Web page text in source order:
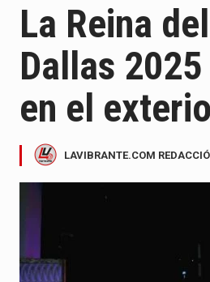
La Reina
Dallas
en el
LAVIBRANTE.COM